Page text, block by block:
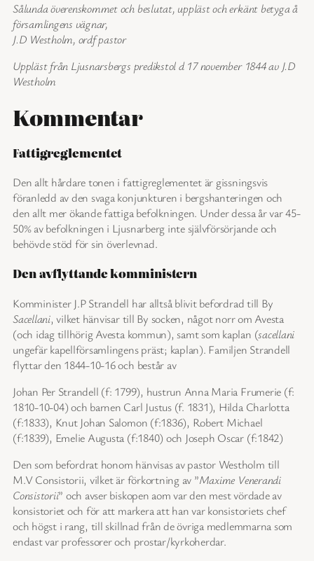
Sålunda överenskommet och beslutat, uppläst och erkänt betyga å
församlingens vägnar,
J.D Westholm, ordf pastor
Uppläst från Ljusnarsbergs predikstol d 17 november 1844 av J.D
Westholm
Kommentar
Fattigreglementet
Den allt hårdare tonen i fattigreglementet är gissningsvis
föranledd av den svaga konjunkturen i bergshanteringen och
den allt mer ökande fattiga befolkningen. Under dessa år var 45-
50% av befolkningen i Ljusnarberg inte självförsörjande och
behövde stöd för sin överlevnad.
Den avflyttande komministern
Komminister J.P Strandell har alltså blivit befordrad till By
Sacellani, vilket hänvisar till By socken, något norr om Avesta
(och idag tillhörig Avesta kommun), samt som kaplan (sacellani
ungefär kapellförsamlingens präst; kaplan). Familjen Strandell
flyttar den 1844-10-16 och består av
Johan Per Strandell (f: 1799), hustrun Anna Maria Frumerie (f:
1810-10-04) och barnen Carl Justus (f. 1831), Hilda Charlotta
(f:1833), Knut Johan Salomon (f:1836), Robert Michael
(f:1839), Emelie Augusta (f:1840) och Joseph Oscar (f:1842)
Den som befordrat honom hänvisas av pastor Westholm till
M.V Consistorii, vilket är förkortning av ”Maxime Venerandi
Consistorii” och avser biskopen aom var den mest vördade av
konsistoriet och för att markera att han var konsistoriets chef
och högst i rang, till skillnad från de övriga medlemmarna som
endast var professorer och prostar/kyrkoherdar.